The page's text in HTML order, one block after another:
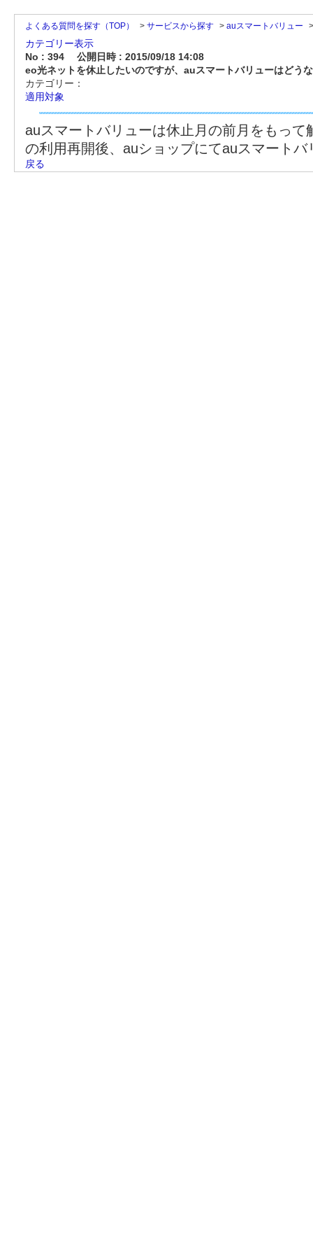
よくある質問を探す（TOP） > サービスから探す > auスマートバリュー
カテゴリー表示
No : 394
公開日時 : 2015/09/18 14:08
eo光ネットを休止したいのですが、auスマートバリューはどう
カテゴリー：
適用対象
auスマートバリューは休止月の前月をもっ
の利用再開後、auショップにてauスマート
戻る